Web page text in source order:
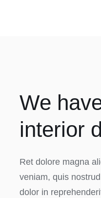
We
interior
Ret dolore magna
veniam, quis
dolor in